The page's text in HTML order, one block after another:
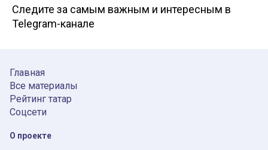
Следите за самым важным и интересным в
Telegram-канале
Главная
Все материалы
Рейтинг татар
Соцсети
О проекте